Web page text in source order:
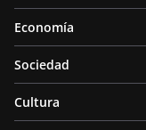
Economía
Sociedad
Cultura